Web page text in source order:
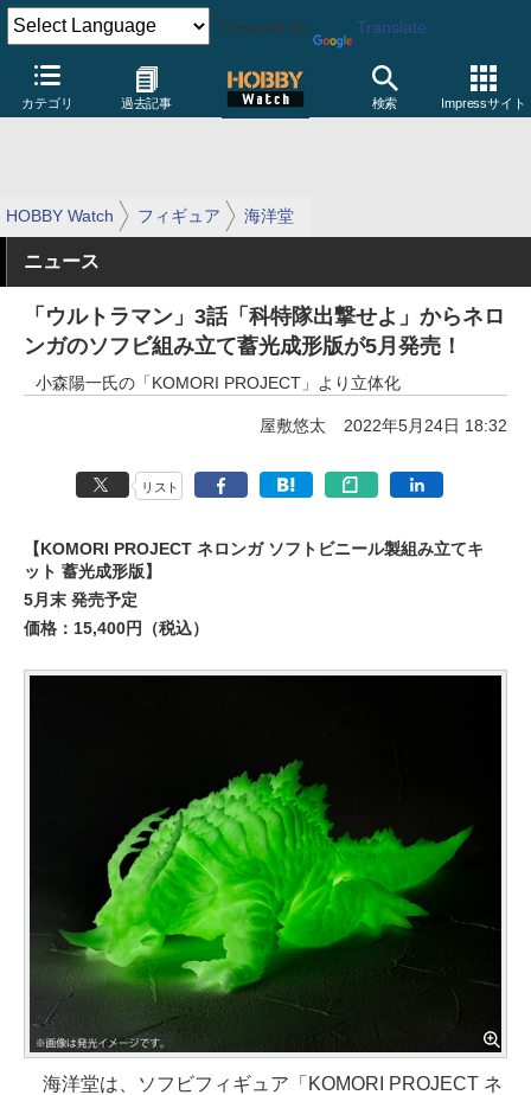
Powered by Translate
カテゴリ 過去記事 検索 Impressサイト
HOBBY Watch フィギュア 海洋堂
ニュース
「ウルトラマン」3話「科特隊出撃せよ」からネロ
ンガのソフビ組み立て蓄光成形版が5月発売！
小森陽一氏の「KOMORI PROJECT」より立体化
屋敷悠太 2022年5月24日 18:32
リスト
【KOMORI PROJECT ネロンガ ソフトビニール製組み立てキ
ット 蓄光成形版】
5月末 発売予定
価格：15,400円（税込）
海洋堂は、ソフビフィギュア「KOMORI PROJECT ネ